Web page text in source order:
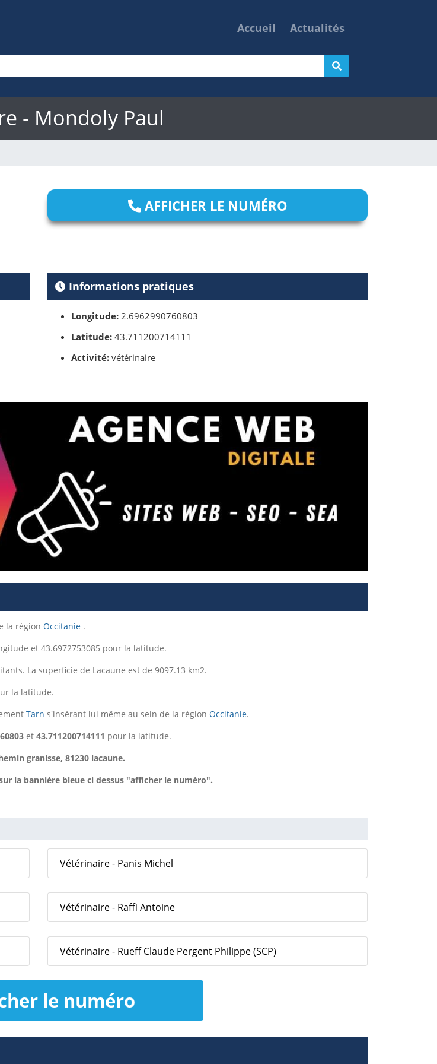
Accueil Actualités
- Mondoly Paul
AFFICHER LE NUMÉRO
Informations pratiques
Longitude: 2.6962990760803
Latitude: 43.711200714111
Activité: vétérinaire
la région Occitanie .
et 43.6972753085 pour la latitude.
La superficie de Lacaune est de 9097.13 km2.
la latitude.
Tarn s'insérant lui même au sein de la région Occitanie.
et 43.711200714111 pour la latitude.
granisse, 81230 lacaune.
la bannière bleue ci dessus "afficher le numéro".
Vétérinaire - Panis Michel
Vétérinaire - Raffi Antoine
Vétérinaire - Rueff Claude Pergent Philippe (SCP)
le numéro